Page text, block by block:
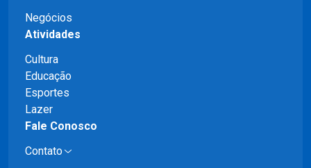
Negócios
Atividades
Cultura
Educação
Esportes
Lazer
Fale Conosco
Contato